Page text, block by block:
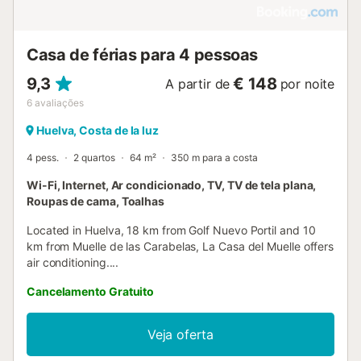
Casa de férias para 4 pessoas
9,3
6 avaliações
A partir de € 148 por noite
Huelva, Costa de la luz
4 pess. 2 quartos 64 m² 350 m para a costa
Wi-Fi, Internet, Ar condicionado, TV, TV de tela plana,
Roupas de cama, Toalhas
Located in Huelva, 18 km from Golf Nuevo Portil and 10
km from Muelle de las Carabelas, La Casa del Muelle offers
air conditioning....
Cancelamento Gratuito
Veja oferta